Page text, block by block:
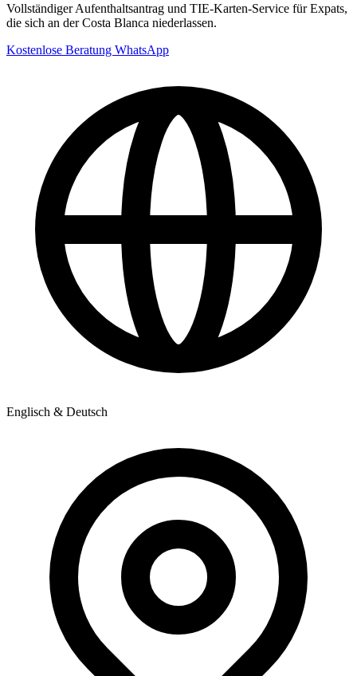
Vollständiger Aufenthaltsantrag und TIE-Karten-Service für Expats,
die sich an der Costa Blanca niederlassen.
Kostenlose Beratung WhatsApp
Englisch & Deutsch